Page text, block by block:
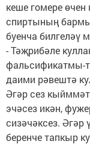
кеше гомере
спиртының
буенча билгеләү
- Тәҗрибәле
фальсификатмы-
даими рәвештә
Әгәр сез
эчәсез икән,
сизәчәксез. Әгәр
беренче тапкыр